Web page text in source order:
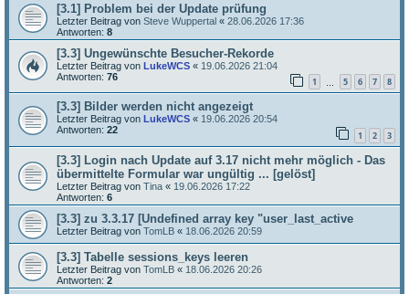
[3.1] Problem bei der Update prüfung
Letzter Beitrag von Steve Wuppertal « 28.06.2026 17:36
Antworten: 8
[3.3] Ungewünschte Besucher-Rekorde
Letzter Beitrag von LukeWCS « 19.06.2026 21:04
Antworten: 76 1 5 6 7 8
[3.3] Bilder werden nicht angezeigt
Letzter Beitrag von LukeWCS « 19.06.2026 20:54
Antworten: 22 1 2 3
[3.3] Login nach Update auf 3.17 nicht mehr möglich - Das
übermittelte Formular war ungültig ... [gelöst]
Letzter Beitrag von Tina « 19.06.2026 17:22
Antworten: 6
[3.3] zu 3.3.17 [Undefined array key "user_last_active
Letzter Beitrag von TomLB « 18.06.2026 20:59
[3.3] Tabelle sessions_keys leeren
Letzter Beitrag von TomLB « 18.06.2026 20:26
Antworten: 2